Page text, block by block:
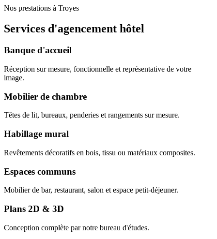
Nos prestations à Troyes
Services d'agencement hôtel
Banque d'accueil
Réception sur mesure, fonctionnelle et représentative de votre
image.
Mobilier de chambre
Têtes de lit, bureaux, penderies et rangements sur mesure.
Habillage mural
Revêtements décoratifs en bois, tissu ou matériaux composites.
Espaces communs
Mobilier de bar, restaurant, salon et espace petit-déjeuner.
Plans 2D & 3D
Conception complète par notre bureau d'études.